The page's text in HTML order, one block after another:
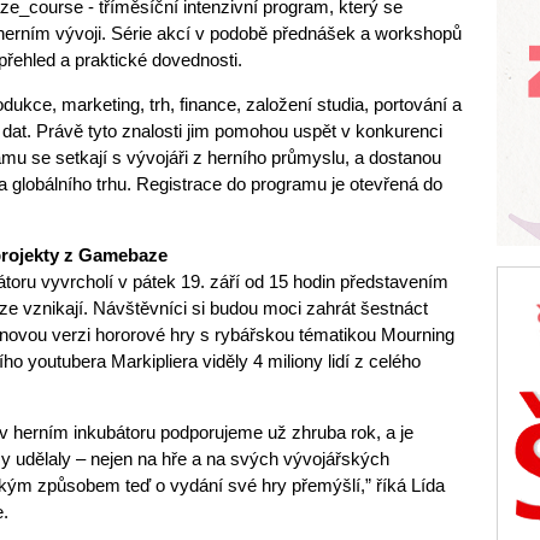
- tříměsíční intenzivní program, který se
vývoji. Série akcí v podobě přednášek a workshopů
a praktické dovednosti.
marketing, trh, finance, založení studia, portování a
Právě tyto znalosti jim pomohou uspět v konkurenci
se setkají s vývojáři z herního průmyslu, a dostanou
globálního trhu. Registrace do programu je otevřená do
z Gamebaze
vyvrcholí v pátek 19. září od 15 hodin představením
vznikají. Návštěvníci si budou moci zahrát šestnáct
verzi hororové hry s rybářskou tématikou Mourning
youtubera Markipliera viděly 4 miliony lidí z celého
herním inkubátoru podporujeme už zhruba rok, a je
udělaly – nejen na hře a na svých vývojářských
způsobem teď o vydání své hry přemýšlí,” říká Lída